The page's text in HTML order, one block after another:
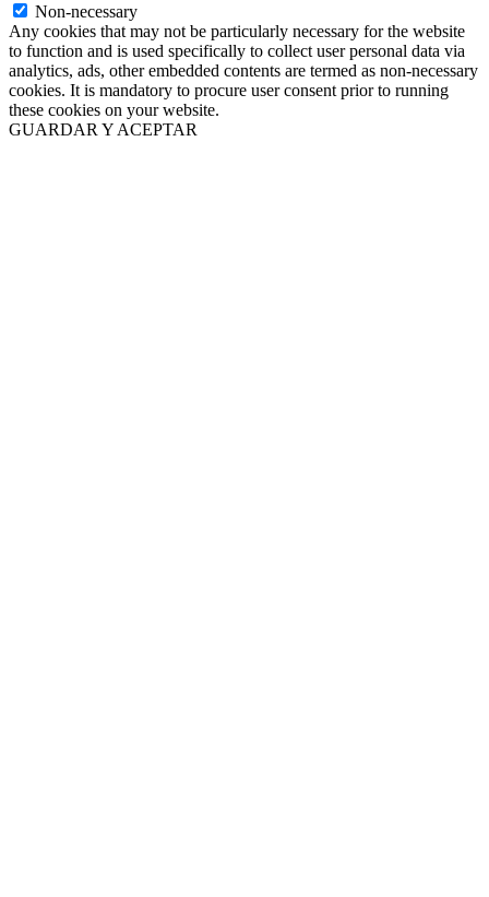
Non-necessary
Any cookies that may not be particularly necessary for the website
to function and is used specifically to collect user personal data via
analytics, ads, other embedded contents are termed as non-necessary
cookies. It is mandatory to procure user consent prior to running
these cookies on your website.
GUARDAR Y ACEPTAR